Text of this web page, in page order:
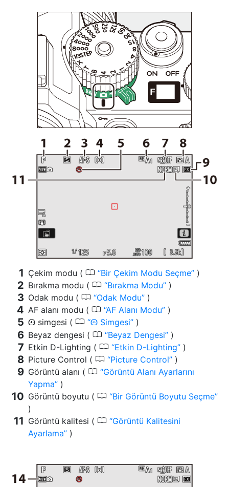
Çekim modu ( 0 Bir Çekim Modu Seçme )
Bırakma modu ( 0 Bırakma Modu
)
Odak modu ( 0 Odak Modu
)
AF alanı modu ( 0 AF Alanı Modu )
t simgesi ( 0 t Simgesi
)
Beyaz dengesi ( 0 Beyaz Dengesi
)
Etkin D-Lighting ( 0 Etkin D-Lighting
)
Picture Control ( 0 Picture Control
)
Görüntü alanı ( 0 Görüntü Alanı Ayarlarını
Yapma
)
Görüntü boyutu ( 0 Bir Görüntü Boyutu Seçme
)
Görüntü kalitesi ( 0 Görüntü Kalitesini
Ayarlama
)